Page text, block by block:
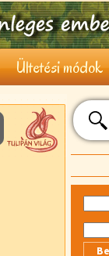
Ültetési módok